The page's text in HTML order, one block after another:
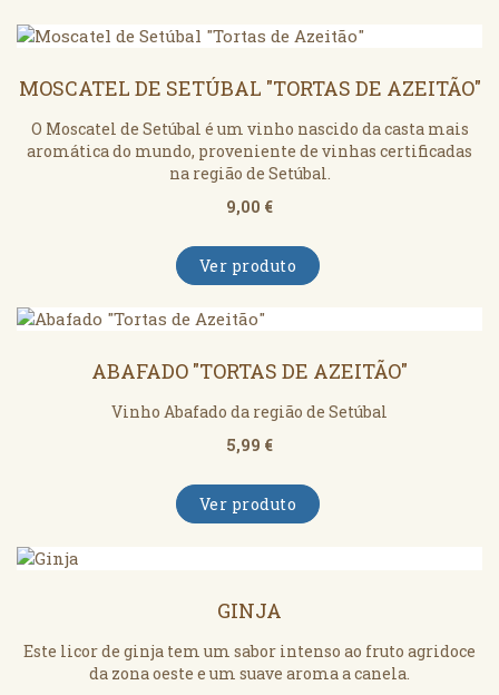
MOSCATEL DE SETÚBAL "TORTAS DE AZEITÃO"
O Moscatel de Setúbal é um vinho nascido da casta mais
aromática do mundo, proveniente de vinhas certificadas
na região de Setúbal.
9,00 €
Ver produto
ABAFADO "TORTAS DE AZEITÃO"
Vinho Abafado da região de Setúbal
5,99 €
Ver produto
GINJA
Este licor de ginja tem um sabor intenso ao fruto agridoce
da zona oeste e um suave aroma a canela.